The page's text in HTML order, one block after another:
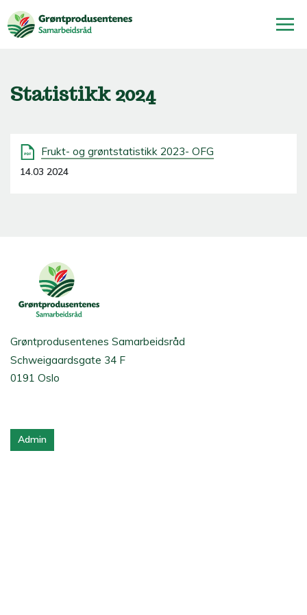
Statistikk 2024
Frukt- og grøntstatistikk 2023- OFG
14.03 2024
Grøntprodusentenes Samarbeidsråd
Schweigaardsgate 34 F
0191 Oslo
Admin